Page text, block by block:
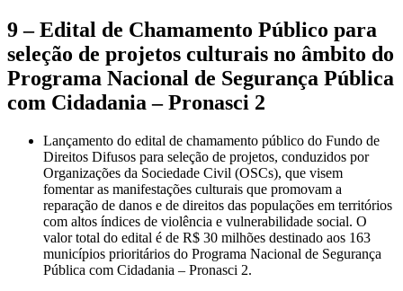
9 – Edital de Chamamento Público para
seleção de projetos culturais no âmbito do
Programa Nacional de Segurança Pública
com Cidadania – Pronasci 2
Lançamento do edital de chamamento público do Fundo de
Direitos Difusos para seleção de projetos, conduzidos por
Organizações da Sociedade Civil (OSCs), que visem
fomentar as manifestações culturais que promovam a
reparação de danos e de direitos das populações em territórios
com altos índices de violência e vulnerabilidade social. O
valor total do edital é de R$ 30 milhões destinado aos 163
municípios prioritários do Programa Nacional de Segurança
Pública com Cidadania – Pronasci 2.